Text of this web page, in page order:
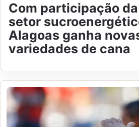
Com participação
setor
Alagoas ganha
variedades de cana